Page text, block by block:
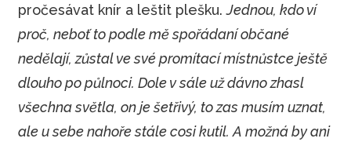
pročesávat knír a leštit plešku.Jednou, kdo ví
proč, neboť to podle mě spořádaní občané
nedělají, zůstal ve své promítací místnůstce ještě
dlouho po půlnoci. Dole v sále už dávno zhasl
všechna světla, on je šetřivý, to zas musím uznat,
ale u sebe nahoře stále cosi kutil. A možná by ani